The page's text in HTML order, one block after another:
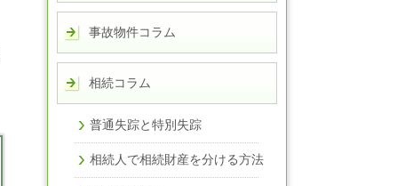
事故物件コラム
相続コラム
普通失踪と特別失踪
相続人で相続財産を分ける方法